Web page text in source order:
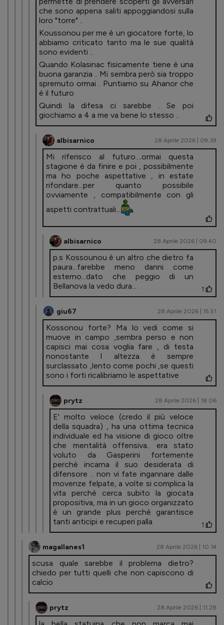
che sono appena saliti appoggiandosi sulla
loro "torre" ..
Koussonou per me è un giocatore forte, lo
abbiamo criticato tanto ma le sue qualità
sono evidenti ..
Quando Kolasinac fisicamente tiene è una
buona garanzia .. Mi sembra però sia troppo
spremuto ormai . Puntiamo su Ahanor che
è il futuro
Quindi la difesa ci sarebbe . Se poi
giochiamo a 4 a me va bene lo stesso ..
albisarnico 28 Aprile 2026 | 09.39
Mi riferisco al futuro....ormai questa
stagione è da finire e poi , possibilmente
ma ho poche aspettative , in estate
rifondare...per quanto possibile
ovviamente , compatibilmente con gli
aspetti contrattuali...
albisarnico 28 Aprile 2026 | 09.40
p.s Kossounou è un altro che dietro fa
paura...farebbe meno danni come
esterno...dato che peggio di un
Bellanova la vedo dura...
1
giu67 28 Aprile 2026 | 15.51
Kossonou forte? Ma lo vedi come si
muove in campo ,sembra perso e non
capisci mai cosa voglia fare , di testa
nonostante l altezza è sempre
surclassato ,lento come pochi ,se questi
sono i forti ricalibriamo le aspettative
prytz 28 Aprile 2026 | 18.06
E' molto veloce (credo il più veloce
della squadra) , ha una ottima tecnica
individuale ed ha visione di gioco oltre
che mentalità offensiva.. era stato
voluto da Gasperini fortemente
perchè incarna il suo desiderata di
difensore .. non vi fate ingannare dalle
movenze felpate, a volte si complica la
vita perchè cerca subito la giocata
propositiva, ma in un gioco organizzato
è un grande plus perchè garantisce
tanti anticipi e recuperi palla
1
magallanes1 28 Aprile 2026 | 10.14
scusa quale sarebbe il problema dietro?
chiedo per tutti quelli che non capiscono di
calcio
prytz 28 Aprile 2026 | 11.28